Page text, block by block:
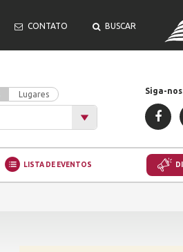
CONTATO BUSCAR
Lugares Siga-
LISTA DE EVENTOS